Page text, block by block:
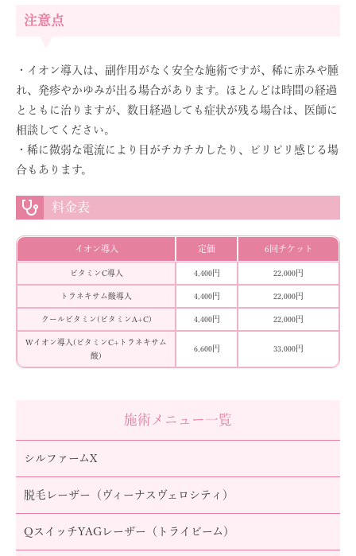
施術メニュー一覧
シルファームX
脱毛レーザー（ヴィーナスヴェロシティ）
QスイッチYAGレーザー（トライビーム）
注意点
・イオン導入は、副作用がなく安全な施術ですが、稀に赤みや腫
れ、発疹やかゆみが出る場合があります。ほとんどは時間の経過
とともに治りますが、数日経過しても症状が残る場合は、医師に
相談してください。
・稀に微弱な電流により目がチカチカしたり、ピリピリ感じる場
合もあります。
料金表
イオン導入 定価 6回チケット
ビタミンC導入 4,400円 22,000円
トラネキサム酸導入 4,400円 22,000円
クールビタミン(ビタミンA+C) 4,400円 22,000円
Wイオン導入(ビタミンC+トラネキサム
酸)
6,600円 33,000円